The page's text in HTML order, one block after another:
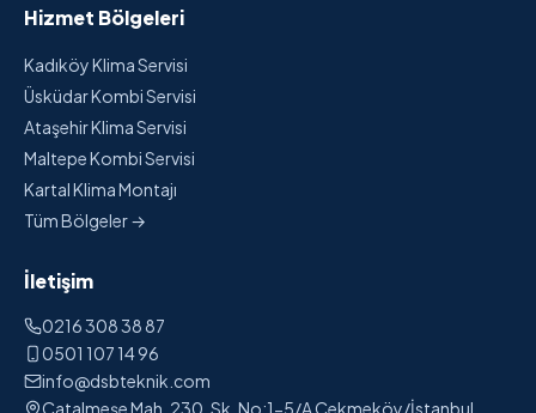
Hizmet Bölgeleri
Kadıköy Klima Servisi
Üsküdar Kombi Servisi
Ataşehir Klima Servisi
Maltepe Kombi Servisi
Kartal Klima Montajı
Tüm Bölgeler →
İletişim
0216 308 38 87
0501 107 14 96
info@dsbteknik.com
Çatalmeşe Mah. 230. Sk. No:1-5/A Çekmeköy/İstanbul